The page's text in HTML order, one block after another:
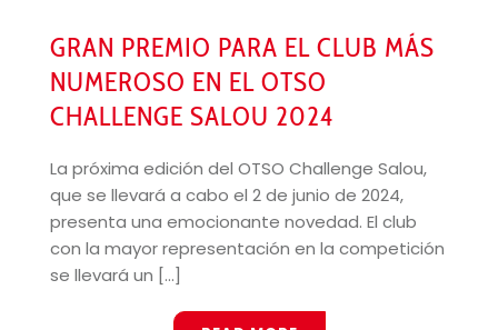
GRAN PREMIO PARA EL CLUB MÁS
NUMEROSO EN EL OTSO
CHALLENGE SALOU 2024
La próxima edición del OTSO Challenge Salou,
que se llevará a cabo el 2 de junio de 2024,
presenta una emocionante novedad. El club
con la mayor representación en la competición
se llevará un [...]